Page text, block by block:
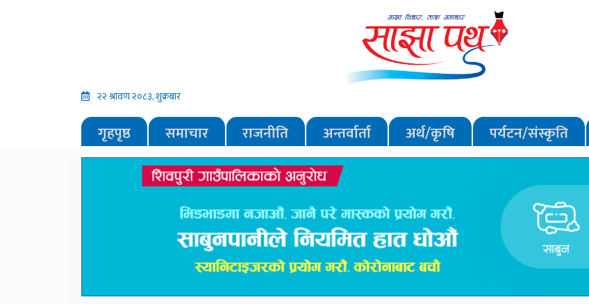
२२ श्रावण २०८३, शुक्रबार
गृहपृष्ठ समाचार राजनीति अन्तर्वार्ता अर्थ/कृषि पर्यटन/संस्कृति